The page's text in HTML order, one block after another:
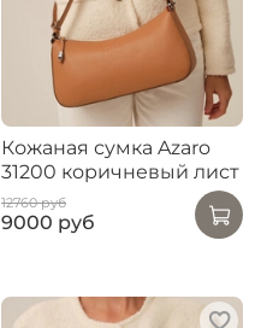
Кожаная сумка Azaro
31200 коричневый лист
12760 руб
9000 руб